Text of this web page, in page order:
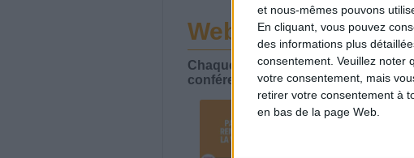
et nous-mêmes pouvons
En cliquant, vous pouvez
des informations plus
consentement. Veuillez noter
votre consentement, mais
retirer votre consentement à
en bas de la page Web.
Webinaires en
Chaque semaine, posez vos
conférences avec Jean-Michel et